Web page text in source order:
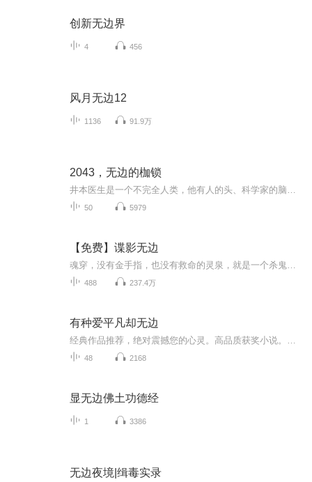
创新无边界
4 456
风月无边12
1136 91.9万
2043，无边的枷锁
50 5979
【免费】谍影无边
488 237.4万
有种爱平凡却无边
48 2168
显无边佛土功德经
1 3386
无边夜境|缉毒实录